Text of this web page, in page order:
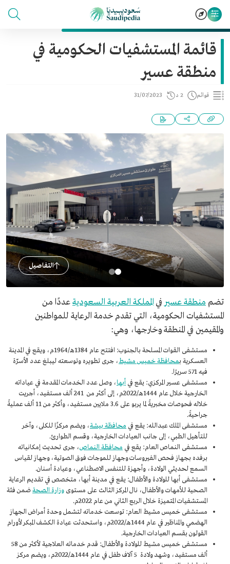
قائمة المستشفيات الحكومية في
منطقة عسير
قوائم 2 د 31/07/2023
التفاصيل
تضم منطقة عسير في المملكة العربية السعوديةعددًا من
المستشفيات الحكومية، التي تقدم خدمة الرعاية للمواطنين
والمقيمين في المنطقة وخارجها، وهي:
مستشفى القوات المسلحة بالجنوب: افتتح عام 1384هـ/1964م، ويقع في المدينة
العسكرية بمحافظة خميس مشيط، جرى تطويره وتوسعته ليبلغ عدد الأسرّة
فيه 571 سريرًا.
مستشفى عسير المركزي: يقع في أبها، وصل عدد الخدمات المقدمة في عياداته
الخارجية خلال عام 1444هـ/2022م، إلى أكثر من 241 ألف مستفيد، أجريت
خلاله فحوصات مخبريةً لما يربو على 3.6 ملايين مستفيد، وأكثر من 11 ألف عمليةً
جراحيةً.
مستشفى الملك عبدالله: يقع في محافظة بيشة، ويضم مركزًا للكلى، وآخر
للتأهيل الطبي، إلى جانب العيادات الخارجية، وقسم الطوارئ.
مستشفى النماص العام: يقع في محافظة النماص، جرى تحديث إمكانياته
برفده بجهاز فحص الفيروسات وجهاز للموجات فوق الصوتية، وجهاز لقياس
السمع لحديثي الولادة، وأجهزة للتنفس الاصطناعي، وعيادة أسنان.
مستشفى أبها للولادة والأطفال: يقع في مدينة أبها، متخصص في تقديم الرعاية
الصحية للأمهات والأطفال، نال المركز الثالث على مستوى وزارة الصحةضمن فئة
المستشفيات المتميزة خلال الربع الثاني من عام 2022م.
مستشفى خميس مشيط العام: توسعت خدماته لتشمل وحدة أمراض الجهاز
الهضمي والمناظير في عام 1444هـ/2022م، واستحدثت عيادة الكشف المبكر لأورام
القولون بقسم العيادات الخارجية.
مستشفى خميس مشيط للولادة والأطفال: قدم خدماته العلاجية لأكثر من 58
ألف مستفيد، وشهد ولادة 5 آلاف طفل في عام 1444هـ/2022م، ويضم مركز